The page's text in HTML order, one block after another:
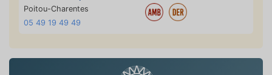
Poitou-Charentes
05 49 19 49 49